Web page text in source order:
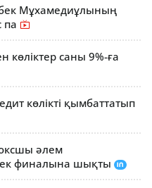
Мұхамедиұлының
па
көліктер саны 9%-ға
көлікті қымбаттатып
әлем
финалына шықты